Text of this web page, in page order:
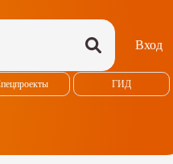
Вход
ГИД